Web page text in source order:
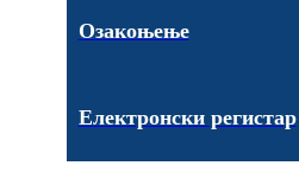
Озакоњење
Електронски регистар